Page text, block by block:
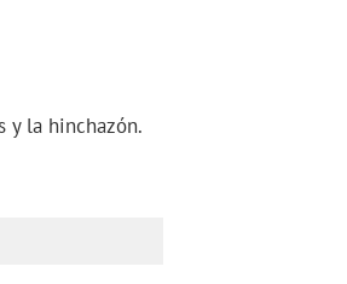
y la hinchazón.